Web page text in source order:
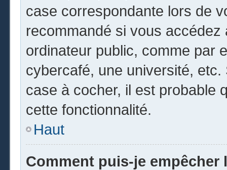
case correspondante lors de
recommandé si vous accédez
ordinateur public, comme par
cybercafé, une université,
case à cocher, il est probable
cette fonctionnalité.
Haut
Comment puis-je empêcher